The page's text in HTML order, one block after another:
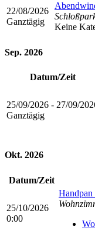
22/08/2026
Ganztägig
Keine
Sep. 2026
Datum/Zeit
25/09/2026 - 27/09/
Ganztägig
Okt. 2026
Datum/Zeit
25/10/2026
0:00